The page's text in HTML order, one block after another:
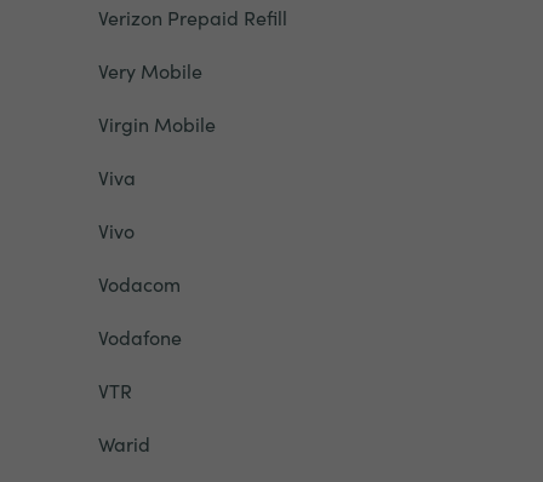
Verizon Prepaid Refill
Very Mobile
Virgin Mobile
Viva
Vivo
Vodacom
Vodafone
VTR
Warid